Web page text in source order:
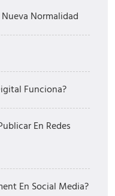
Normalidad
Funciona?
En Redes
En Social Media?